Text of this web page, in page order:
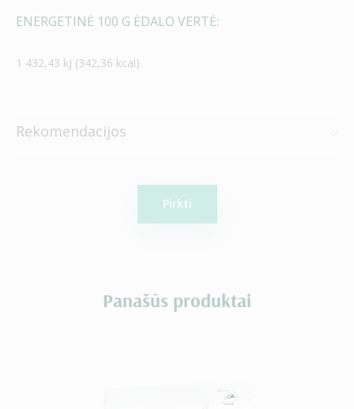
ENERGETINĖ 100 G ĖDALO VERTĖ:
1 432,43 kJ (342,36 kcal).
Rekomendacijos
Pirkti
Panašūs produktai